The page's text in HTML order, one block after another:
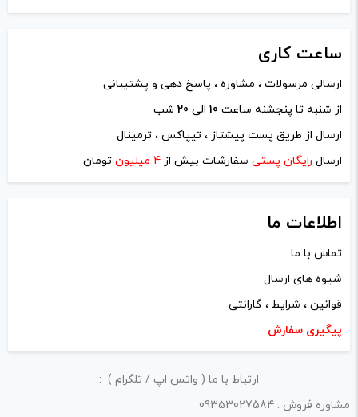
نام*
ایمیل*
ذخیره نام، ایمیل و وبسایت من در مرورگر برای زمانی که دوباره
دیدگاهی می‌نویسم.
لازم است محتوای ارسالی منطبق برعرف و شئونات جامعه و با
بیانی رسمی و عاری از لحن تند، تمسخرو توهین باشد.
از ارسال لینک‌های سایت‌های دیگر و ارایه‌ی اطلاعات شخصی
ساعت کاری
ارسالی مرسولات ، مشاوره ، پاسخ دهی و پشتیبانی
از شنبه تا پنجشنه ساعت 10 الی 20 شب
ارسال از طریق پست پیشتاز ، تیپاکس ، ترمینال
ارسال رایگان پستی سفارشات بیش از 4 میلیون تومان
اطلاعات ما
تماس با ما
شیوه های ارسال
قوانین ، شرایط ، گارانتی
پیگیری سفارش
ارتباط با ما ( واتس اپ / تلگرام ) :
مشاوره فروش : 09353027584